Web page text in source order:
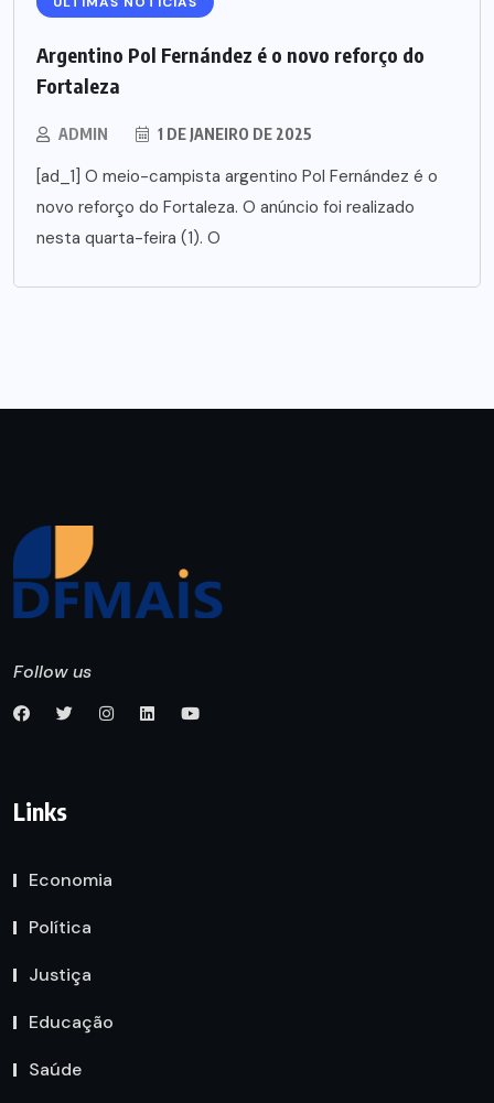
Argentino Pol Fernández é o novo reforço do
Fortaleza
ADMIN 1 DE JANEIRO DE 2025
[ad_1] O meio-campista argentino Pol Fernández é o
novo reforço do Fortaleza. O anúncio foi realizado
nesta quarta-feira (1). O
Follow us
Links
Economia
Política
Justiça
Educação
Saúde